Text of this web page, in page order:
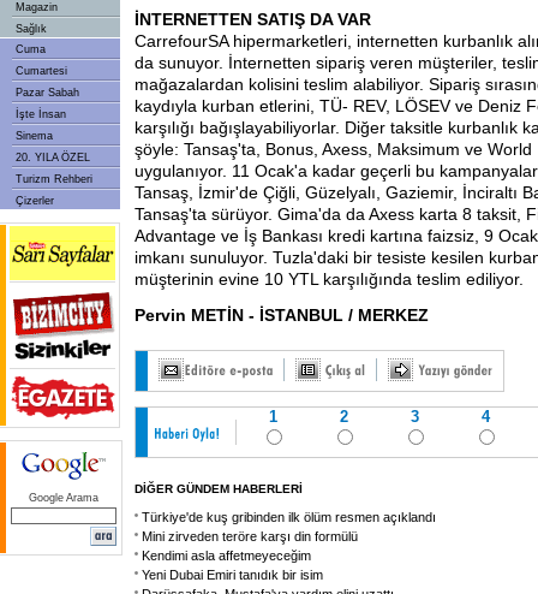
Magazin
Sağlık
Cuma
Cumartesi
Pazar Sabah
İşte İnsan
Sinema
20. YILA ÖZEL
Turizm Rehberi
Çizerler
Google Arama
İNTERNETTEN SATIŞ DA VAR
CarrefourSA hipermarketleri, internetten kurbanlık
da sunuyor. İnternetten sipariş veren müşteriler,
mağazalardan kolisini teslim alabiliyor. Sipariş
kaydıyla kurban etlerini, TÜ- REV, LÖSEV ve Deniz
karşılığı bağışlayabiliyorlar. Diğer taksitle kurbanlık
şöyle: Tansaş'ta, Bonus, Axess, Maksimum ve
uygulanıyor. 11 Ocak'a kadar geçerli bu
Tansaş, İzmir'de Çiğli, Güzelyalı, Gaziemir, İnciraltı
Tansaş'ta sürüyor. Gima'da da Axess karta 8 taksit,
Advantage ve İş Bankası kredi kartına faizsiz, 9
imkanı sunuluyor. Tuzla'daki bir tesiste kesilen
müşterinin evine 10 YTL karşılığında teslim ediliyor.
Pervin METİN - İSTANBUL / MERKEZ
1 2 3 4
DİĞER GÜNDEM HABERLERİ
Türkiye'de kuş gribinden ilk ölüm resmen açıklandı
Mini zirveden teröre karşı din formülü
Kendimi asla affetmeyeceğim
Yeni Dubai Emiri tanıdık bir isim